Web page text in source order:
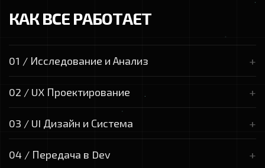
КАК ВСЕ РАБОТАЕТ
01 / Исследование и Анализ +
Формирование ТЗ, которое исключает разночтения на
02 / UX Проектирование +
Создание черно-белых прототипов (Wireframes) и
тестирование логики. Мы находим ошибки до того, как
03 / UI Дизайн и Система +
визуального стиля, создание компонентов и UI-кита для
04 / Передача в Dev +